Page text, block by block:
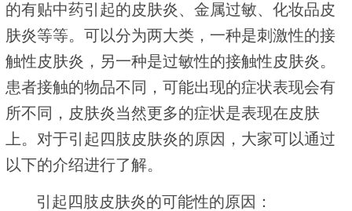
的有贴中药引起的皮肤炎、金属过敏、化妆品皮
肤炎等等。可以分为两大类，一种是刺激性的接
触性皮肤炎，另一种是过敏性的接触性皮肤炎。
患者接触的物品不同，可能出现的症状表现会有
所不同，皮肤炎当然更多的症状是表现在皮肤
上。对于引起四肢皮肤炎的原因，大家可以通过
以下的介绍进行了解。
引起四肢皮肤炎的可能性的原因：